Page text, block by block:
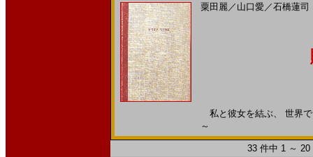
粟田麗／ 山口愛／石橋蓮司
私と彼女を結ぶ、 世界
～
33 件中 1 ～